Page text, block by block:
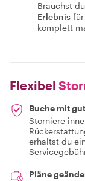
Brauchst
Erlebnis
komplett
Flexibel
Buche mit
Storniere
erhältst du
Pläne